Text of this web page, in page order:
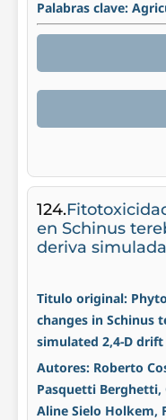
Palabras clave:
124.
en Schinus
deriva
Titulo original:
changes in Schinus
simulated 2,4-D
Autores: Roberto
Pasquetti Berghetti,
Aline Sielo Holkem,